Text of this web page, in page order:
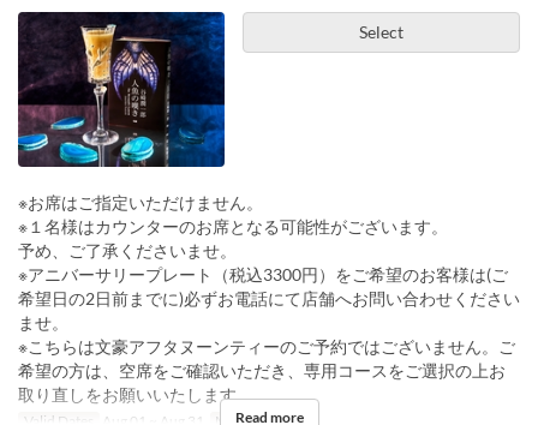
Select
※お席はご指定いただけません。
※１名様はカウンターのお席となる可能性がございます。
予め、ご了承くださいませ。
※アニバーサリープレート（税込3300円）をご希望のお客様は(ご
希望日の2日前までに)必ずお電話にて店舗へお問い合わせください
ませ。
※こちらは文豪アフタヌーンティーのご予約ではございません。ご
希望の方は、空席をご確認いただき、専用コースをご選択の上お
取り直しをお願いいたします。
Valid Dates Aug 01 ~ Aug 31 Meals Tea
Read more